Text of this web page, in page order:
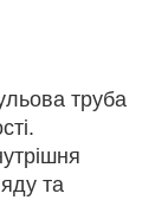
труба
та